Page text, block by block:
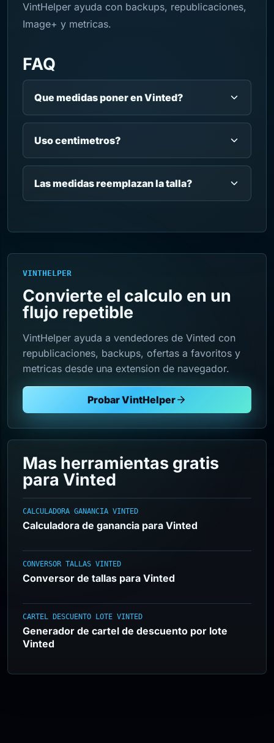
VintHelper ayuda con backups, republicaciones,
Image+ y metricas.
FAQ
Que medidas poner en Vinted?
Uso centimetros?
Las medidas reemplazan la talla?
VINTHELPER
Convierte el calculo en un
flujo repetible
VintHelper ayuda a vendedores de Vinted con
republicaciones, backups, ofertas a favoritos y
metricas desde una extension de navegador.
Probar VintHelper
Mas herramientas gratis
para Vinted
CALCULADORA GANANCIA VINTED
Calculadora de ganancia para Vinted
CONVERSOR TALLAS VINTED
Conversor de tallas para Vinted
CARTEL DESCUENTO LOTE VINTED
Generador de cartel de descuento por lote
Vinted